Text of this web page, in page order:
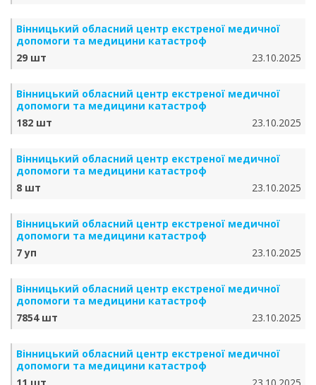
Вінницький обласний центр екстреної медичної
допомоги та медицини катастроф
29 шт
23.10.2025
Вінницький обласний центр екстреної медичної
допомоги та медицини катастроф
182 шт
23.10.2025
Вінницький обласний центр екстреної медичної
допомоги та медицини катастроф
8 шт
23.10.2025
Вінницький обласний центр екстреної медичної
допомоги та медицини катастроф
7 уп
23.10.2025
Вінницький обласний центр екстреної медичної
допомоги та медицини катастроф
7854 шт
23.10.2025
Вінницький обласний центр екстреної медичної
допомоги та медицини катастроф